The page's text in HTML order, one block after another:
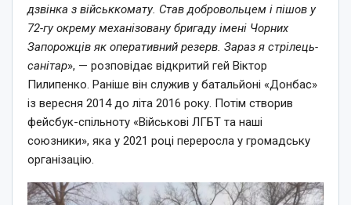
дзвінка з військкомату. Став добровольцем і пішов у
72-гу окрему механізовану бригаду імені Чорних
Запорожців як оперативний резерв. Зараз я стрілець-
санітар», — розповідає відкритий гей Віктор
Пилипенко. Раніше він служив у батальйоні «Донбас»
із вересня 2014 до літа 2016 року. Потім створив
фейсбук-спільноту «Військові ЛГБТ та наші
союзники», яка у 2021 році переросла у громадську
організацію.